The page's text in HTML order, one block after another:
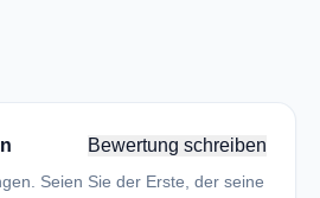
Bewertung schreiben
Seien Sie der Erste, der seine